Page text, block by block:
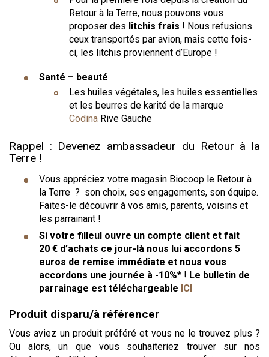
Retour à la Terre, nous pouvons vous
proposer des litchis frais ! Nous refusions
ceux transportés par avion, mais cette fois-
ci, les litchis proviennent d’Europe !
Santé – beauté
Les huiles végétales, les huiles essentielles
et les beurres de karité de la marque
Codina Rive Gauche
Rappel : Devenez ambassadeur du Retour à la
Terre !
Vous appréciez votre magasin Biocoop le Retour à
la Terre ? son choix, ses engagements, son équipe.
Faites-le découvrir à vos amis, parents, voisins et
les parrainant !
Si votre filleul ouvre un compte client et fait
20 € d’achats ce jour-là nous lui accordons 5
euros de remise immédiate et nous vous
accordons une journée à -10%* ! Le bulletin de
parrainage est téléchargeable ICI
Produit disparu/à référencer
Vous aviez un produit préféré et vous ne le trouvez plus ?
Ou alors, un que vous souhaiteriez trouver sur nos